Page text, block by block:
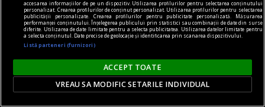
Cosmin CIOTLOŞ
accesarea informațiilor de pe un dispozitiv. Utilizarea profilurilor pentru selectarea conținutului
personalizat. Crearea profilurilor de conținut personalizat. Utilizarea profilurilor pentru selectarea
publicității personalizate. Crearea profilurilor pentru publicitate personalizată. Măsurarea
performanței conținutului. Înțelegerea publicului prin statistici sau combinații de date din surse
diferite. Utilizarea de date limitate pentru a selecta publicitatea. Utilizarea datelor limitate pentru
a selecta conținutul. Date precise de geolocație și identificarea prin scanarea dispozitivului.
Listă parteneri (furnizori)
ACCEPT TOATE
VREAU SA MODIFIC SETARILE INDIVIDUAL